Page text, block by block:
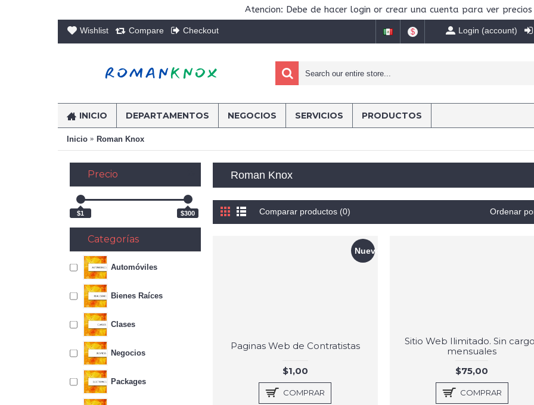
Atencion: Debe de hacer login or crear una cuenta para ver precios
Wishlist Compare Checkout $ Login (account)
INICIO DEPARTAMENTOS NEGOCIOS SERVICIOS PRODUCTOS
Inicio Roman Knox
Precio
$1 $300
Categorías
Automóviles
Bienes Raíces
Clases
Negocios
Packages
Roman Knox
Comparar productos (0) Ordenar
Nuevo
Paginas Web de Contratistas
$1,00
COMPRAR
Sitio Web Ilimitado. Sin
mensuales
$75,00
COMPRAR